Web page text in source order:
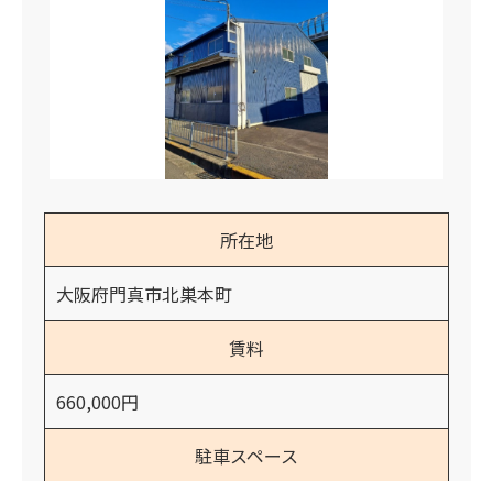
所在地
大阪府門真市北巣本町
賃料
660,000円
駐車スペース